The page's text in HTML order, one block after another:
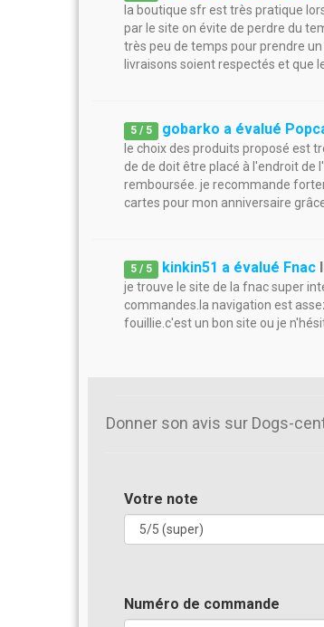
la boutique sfr est très pratique
par le site on évite de perdre du
très peu de temps pour prendre
livraisons soient respectés et que
5 / 5 gobarko a évalué
le choix des produits proposé est
de de doit être placé à l'endroit de
remboursée. je recommande
cartes pour mon anniversaire
5 / 5 kinkin51 a évalué Fnac
je trouve le site de la fnac super
commandes.la navigation est
fouillie.c'est un bon site ou je
Donner son avis sur Dogs-
Votre note
Numéro de commande